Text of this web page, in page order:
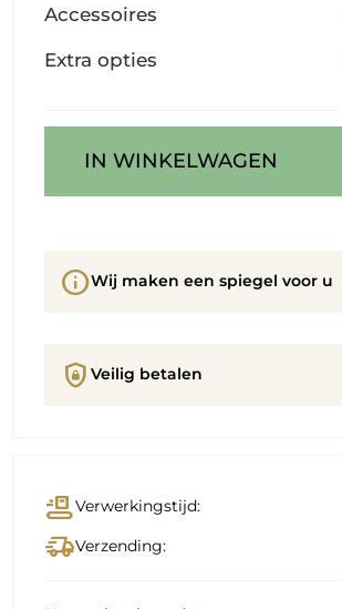
Accessoires
Extra opties
IN WINKELWAGEN
infoWij maken een spiegel voor u
shield_lock Veilig betalen
conveyor_beltVerwerkingstijd:
delivery_truck_speedVerzending: